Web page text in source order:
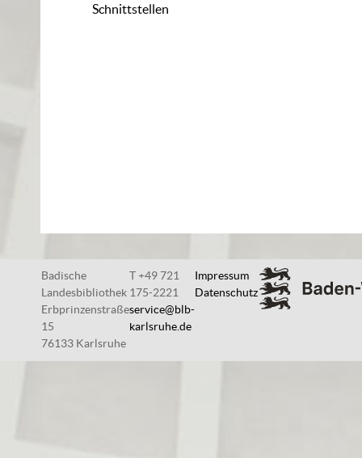
Schnittstellen
Badische
Landesbibliothek
Erbprinzenstraße
15
76133 Karlsruhe
T +49 721
175-2221
service@blb-
karlsruhe.de
Impressum
Datenschutz